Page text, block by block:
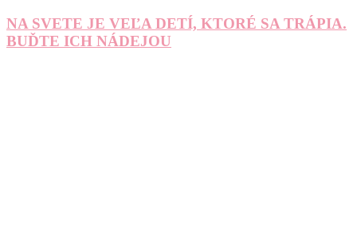
NA SVETE JE VEĽA DETÍ, KTORÉ SA TRÁPIA.
BUĎTE ICH NÁDEJOU